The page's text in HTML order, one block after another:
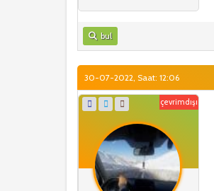
bul
30-07-2022, Saat: 12:06
çevrimdışı